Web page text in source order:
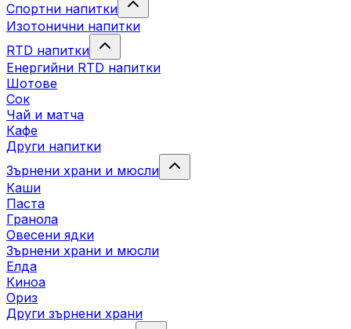
Спортни напитки
Изотонични напитки
RTD напитки
Енергийни RTD напитки
Шотове
Сок
Чай и матча
Кафе
Други напитки
Зърнени храни и мюсли
Каши
Паста
Гранола
Овесени ядки
Зърнени храни и мюсли
Елда
Киноа
Ориз
Други зърнени храни